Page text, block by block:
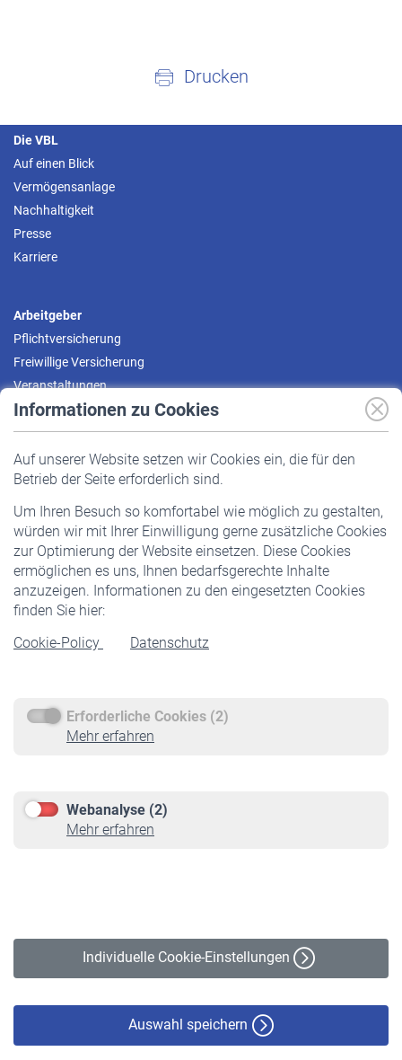
Informationen zu Cookies
Auf unserer Website setzen wir Cookies ein, die für den
Betrieb der Seite erforderlich sind.
Um Ihren Besuch so komfortabel wie möglich zu gestalten,
würden wir mit Ihrer Einwilligung gerne zusätzliche Cookies
zur Optimierung der Website einsetzen. Diese Cookies
ermöglichen es uns, Ihnen bedarfsgerechte Inhalte
anzuzeigen. Informationen zu den eingesetzten Cookies
finden Sie hier:
Cookie-Policy
Datenschutz
Erforderliche Cookies (2)
Mehr erfahren
Webanalyse (2)
Mehr erfahren
Individuelle Cookie-Einstellungen
Auswahl speichern
Drucken
Die VBL
Auf einen Blick
Vermögensanlage
Nachhaltigkeit
Presse
Karriere
Arbeitgeber
Pflichtversicherung
Freiwillige Versicherung
Veranstaltungen
Pflichtversicherung
Staatliche Förderung
Veranstaltungen
Rentner
Rentenbeginn
Rente beantragen
Service
Informationen
Online-Rechner
VBLnewsletter
Erklärung zur Barrierefreiheit